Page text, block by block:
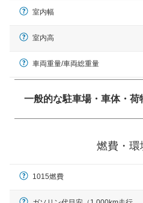
室内幅
室内高
車両重量/車両総重量
一般的な駐車場・車体・荷
× 長さ 5,000mm 車路幅燃費・環
1015燃費